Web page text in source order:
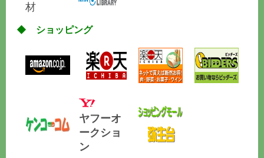
材
◆ ショッピング
ヤフーオ
ークショ
ン